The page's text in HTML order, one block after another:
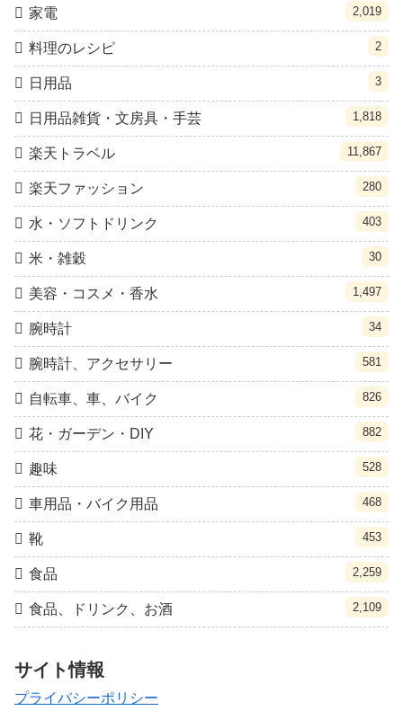
家電 2,019
料理のレシピ 2
日用品 3
日用品雑貨・文房具・手芸 1,818
楽天トラベル 11,867
楽天ファッション 280
水・ソフトドリンク 403
米・雑穀 30
美容・コスメ・香水 1,497
腕時計 34
腕時計、アクセサリー 581
自転車、車、バイク 826
花・ガーデン・DIY 882
趣味 528
車用品・バイク用品 468
靴 453
食品 2,259
食品、ドリンク、お酒 2,109
サイト情報
プライバシーポリシー